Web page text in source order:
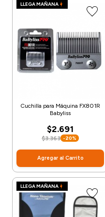
LLEGA MAÑANA
Cuchilla para Máquina FX801R
Babyliss
$2.691
$3.363 -20%
Agregar al Carrito
LLEGA MAÑANA